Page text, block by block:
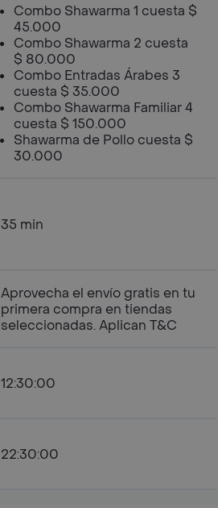
Combo Shawarma 1 cuesta $
45.000
Combo Shawarma 2 cuesta
$ 80.000
Combo Entradas Árabes 3
cuesta $ 35.000
Combo Shawarma Familiar 4
cuesta $ 150.000
Shawarma de Pollo cuesta $
30.000
35 min
Aprovecha el envío gratis en tu
primera compra en tiendas
seleccionadas. Aplican T&C
12:30:00
22:30:00